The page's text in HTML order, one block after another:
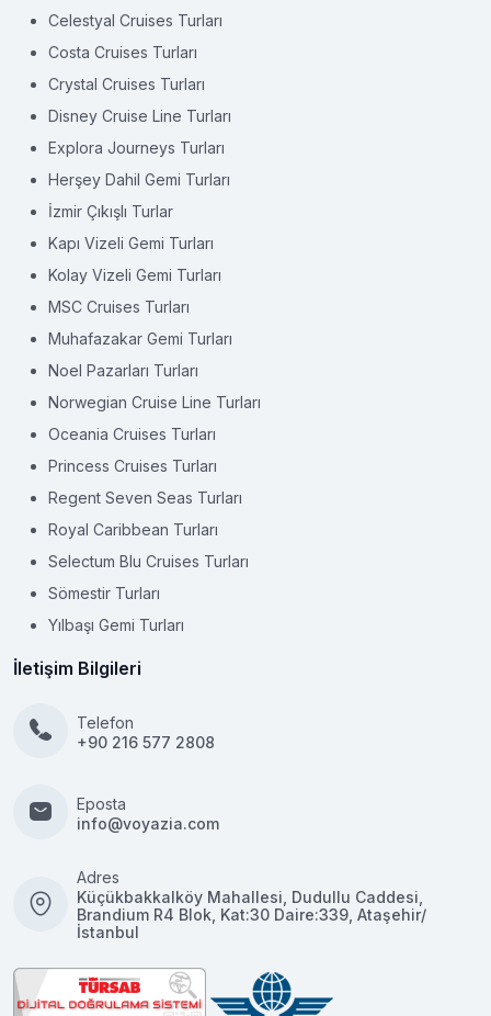
Celestyal Cruises Turları
Costa Cruises Turları
Crystal Cruises Turları
Disney Cruise Line Turları
Explora Journeys Turları
Herşey Dahil Gemi Turları
İzmir Çıkışlı Turlar
Kapı Vizeli Gemi Turları
Kolay Vizeli Gemi Turları
MSC Cruises Turları
Muhafazakar Gemi Turları
Noel Pazarları Turları
Norwegian Cruise Line Turları
Oceania Cruises Turları
Princess Cruises Turları
Regent Seven Seas Turları
Royal Caribbean Turları
Selectum Blu Cruises Turları
Sömestir Turları
Yılbaşı Gemi Turları
İletişim Bilgileri
Telefon
+90 216 577 2808
Eposta
info@voyazia.com
Adres
Küçükbakkalköy Mahallesi, Dudullu Caddesi,
Brandium R4 Blok, Kat:30 Daire:339, Ataşehir/
İstanbul